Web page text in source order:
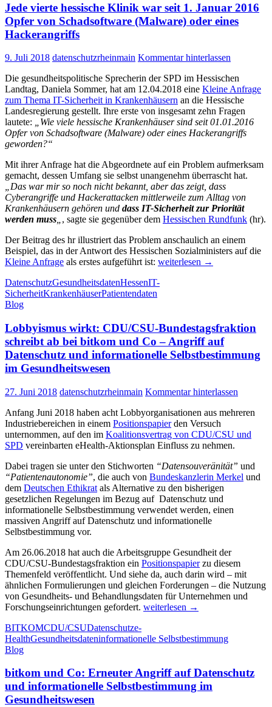
Jede vierte hessische Klinik war seit 1. Januar 2016
Opfer von Schadsoftware (Malware) oder eines
Hackerangriffs
9. Juli 2018 datenschutzrheinmain Kommentar hinterlassen
Die gesundheitspolitische Sprecherin der SPD im Hessischen
Landtag, Daniela Sommer, hat am 12.04.2018 eine Kleine Anfrage
zum Thema IT-Sicherheit in Krankenhäusern an die Hessische
Landesregierung gestellt. Ihre erste von insgesamt zehn Fragen
lautete:
„Wie viele hessische Krankenhäuser sind seit 01.01.2016
Opfer von Schadsoftware (Malware) oder eines Hackerangriffs
geworden?“
Mit ihrer Anfrage hat die Abgeordnete auf ein Problem aufmerksam
gemacht, dessen Umfang sie selbst unangenehm überrascht hat.
„Das war mir so noch nicht bekannt, aber das zeigt, dass
Cyberangriffe und Hackerattacken mittlerweile zum Alltag von
Krankenhäusern gehören und dass IT-Sicherheit zur Priorität
werden muss , sagte sie gegenüber dem Hessischen Rundfunk (hr).
Der Beitrag des hr illustriert das Problem anschaulich an einem
Beispiel, das in der Antwort des Hessischen Sozialministers auf die
Kleine Anfrage als erstes aufgeführt ist: Jede
hessische
1.
Januar
2016
Opfer
(Malware)
eines
Hackerangriffs
weiterlesen →
DatenschutzGesundheitsdatenHessenIT-
SicherheitKrankenhäuserPatientendaten
Blog
Lobbyismus wirkt: CDU/CSU-Bundestagsfraktion
schreibt ab bei bitkom und Co – Angriff auf
Datenschutz und informationelle Selbstbestimmung
im Gesundheitswesen
27. Juni 2018 datenschutzrheinmain Kommentar hinterlassen
Anfang Juni 2018 haben acht Lobbyorganisationen aus mehreren
Industriebereichen in einem Positionspapierden Versuch
unternommen, auf den im Koalitionsvertrag von CDU/CSU und
SPD vereinbarten eHealth-Aktionsplan Einfluss zu nehmen.
Dabei tragen sie unter den Stichworten “Datensouveränität” und
“Patientenautonomie”, die auch von Bundeskanzlerin Merkel und
dem Deutschen Ethikrat als Alternative zu den bisherigen
gesetzlichen Regelungen im Bezug auf Datenschutz und
informationelle Selbstbestimmung verwendet werden, einen
massiven Angriff auf Datenschutz und informationelle
Selbstbestimmung vor.
Am 26.06.2018 hat auch die Arbeitsgruppe Gesundheit der
CDU/CSU-Bundestagsfraktion ein Positionspapierzu diesem
Themenfeld veröffentlicht. Und siehe da, auch darin wird – mit
ähnlichen Formulierungen und gleichen Forderungen – die Nutzung
von Gesundheits- und Behandlungsdaten für Unternehmen und
Forschungseinrichtungen gefordert. Lobbyismus
Bundestagsfraktion
bei
bitkom
und
weiterlesen →
BITKOMCDU/CSUDatenschutze-
HealthGesundheitsdateninformationelle Selbstbestimmung
Blog
bitkom und Co: Erneuter Angriff auf Datenschutz
und informationelle Selbstbestimmung im
Gesundheitswesen